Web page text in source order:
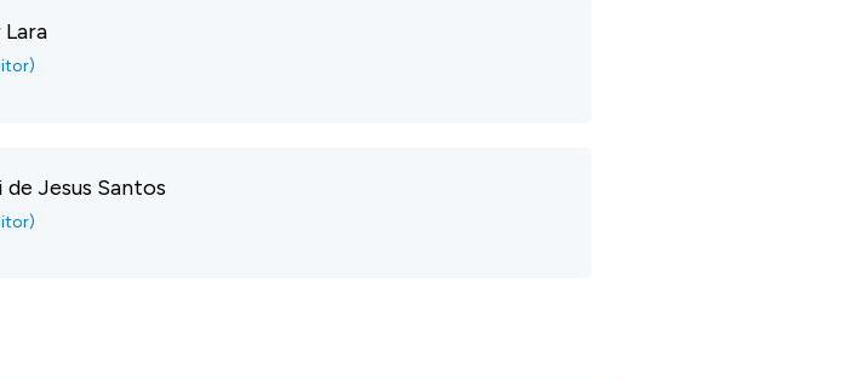
de Jesus Santos